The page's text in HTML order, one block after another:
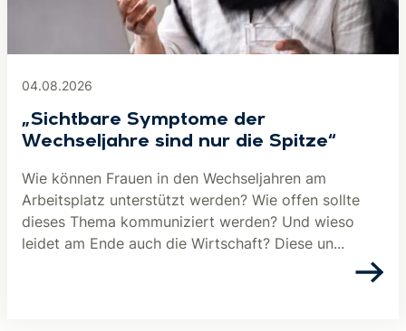
04.08.2026
„Sichtbare Symptome der
Wechseljahre sind nur die Spitze“
Wie können Frauen in den Wechseljahren am
Arbeitsplatz unterstützt werden? Wie offen sollte
dieses Thema kommuniziert werden? Und wieso
leidet am Ende auch die Wirtschaft? Diese un...